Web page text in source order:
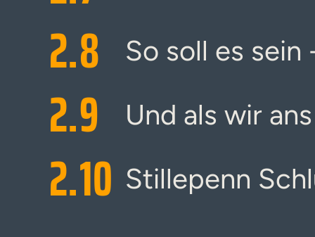
2.8 So soll es
2.9 Und als wir
2.10 Stillepenn